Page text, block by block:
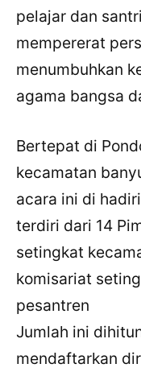
pelajar dan
mempererat
menumbuhkan
agama bangsa
Bertepat di
kecamatan
acara ini di
terdiri dari 14
setingkat
komisariat
pesantren
Jumlah ini
mendaftarkan